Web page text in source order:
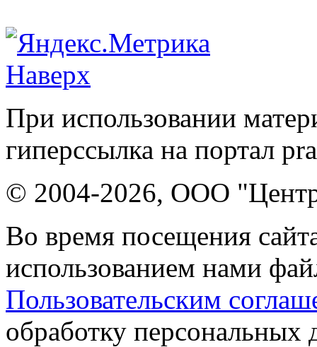
Наверх
При использовании
гиперссылка на портал
© 2004-2026, ООО "Центр
Во время посещения
использованием нами
Пользовательским
обработку персональных